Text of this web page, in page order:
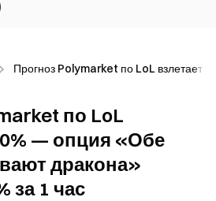
Прогноз Polymarket по LoL взлетает
по LoL
— опция «Обе
дракона»
за 1 час